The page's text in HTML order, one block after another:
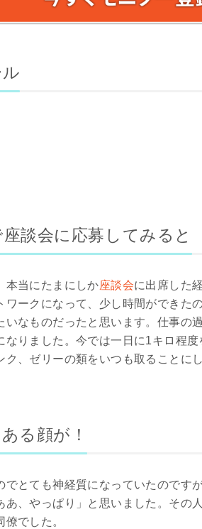
談会に応募してみると
本当にたまにしか座談会に出席した
ワークになって、少し時間ができた
いなものだったと思います。仕事の
なりました。今では一日に1キロ程
ク、ゼリーの類をいつも取ることに
る顔が！
とても神経質になっていたのです
あ、やっぱり」と思いました。その
でした。